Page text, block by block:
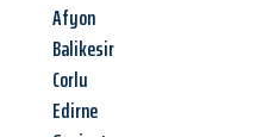
Afyon
Balikesir
Corlu
Edirne